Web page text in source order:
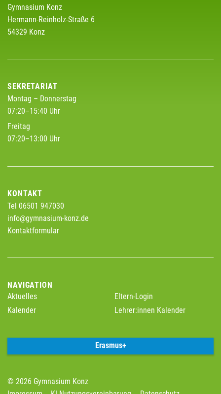
Gymnasium Konz
Hermann-Reinholz-Straße 6
54329 Konz
SEKRETARIAT
Montag – Donnerstag
07:20–15:40 Uhr
Freitag
07:20–13:00 Uhr
KONTAKT
Tel 06501 947030
info@gymnasium-konz.de
Kontaktformular
NAVIGATION
Aktuelles
Kalender
Eltern-Login
Lehrer:innen Kalender
Erasmus+
© 2026 Gymnasium Konz